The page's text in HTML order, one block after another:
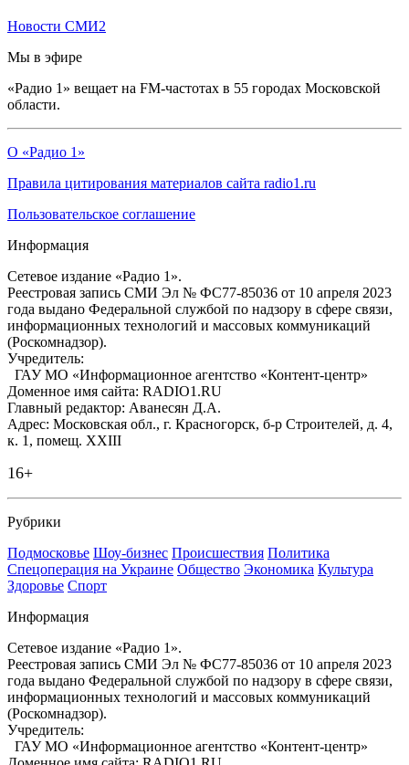
Новости СМИ2
Мы в эфире
«Радио 1» вещает на FM-частотах в 55 городах Московской
области.
О «Радио 1»
Правила цитирования материалов сайта radio1.ru
Пользовательское соглашение
Информация
Сетевое издание «Радио 1».
Реестровая запись СМИ Эл № ФС77-85036 от 10 апреля 2023
года выдано Федеральной службой по надзору в сфере связи,
информационных технологий и массовых коммуникаций
(Роскомнадзор).
Учредитель:
ГАУ МО «Информационное агентство «Контент-центр»
Доменное имя сайта: RADIO1.RU
Главный редактор: Аванесян Д.А.
Адрес: Московская обл., г. Красногорск, б-р Строителей, д. 4,
к. 1, помещ. XXIII
16+
Рубрики
Подмосковье Шоу-бизнес Происшествия Политика
Спецоперация на Украине Общество Экономика Культура
Здоровье Спорт
Информация
Сетевое издание «Радио 1».
Реестровая запись СМИ Эл № ФС77-85036 от 10 апреля 2023
года выдано Федеральной службой по надзору в сфере связи,
информационных технологий и массовых коммуникаций
(Роскомнадзор).
Учредитель:
ГАУ МО «Информационное агентство «Контент-центр»